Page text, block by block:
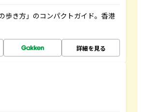
歩き方」のコンパクトガイド。香港
詳細を見る